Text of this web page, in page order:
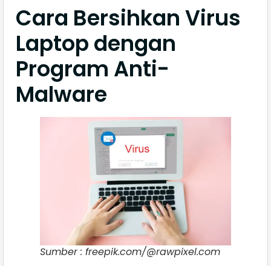
Cara Bersihkan Virus
Laptop dengan
Program Anti-
Malware
Sumber : freepik.com/@rawpixel.com